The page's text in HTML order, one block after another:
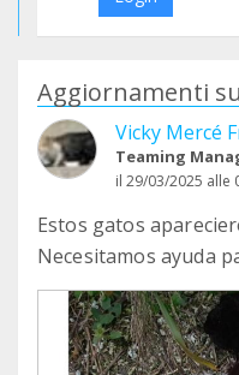
Aggiornamenti
Vicky Mercé
Teaming
il 29/03/2025 alle
Estos gatos
Necesitamos ayuda